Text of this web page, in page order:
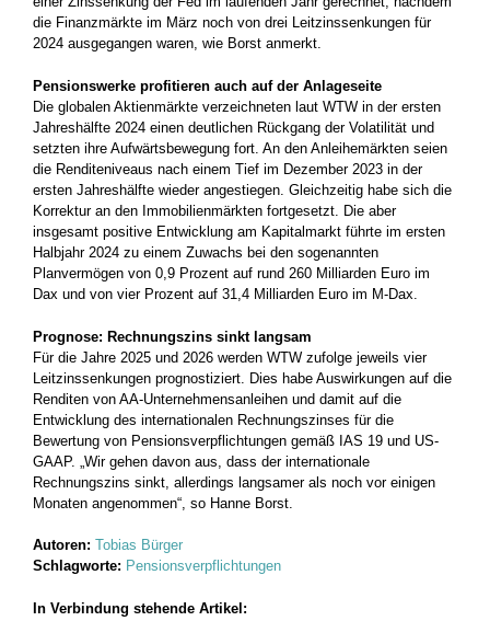
die Finanzmärkte im März noch von drei Leitzinssenkungen für
2024 ausgegangen waren, wie Borst anmerkt.
Pensionswerke profitieren auch auf der Anlageseite
Die globalen Aktienmärkte verzeichneten laut WTW in der ersten
Jahreshälfte 2024 einen deutlichen Rückgang der Volatilität und
setzten ihre Aufwärtsbewegung fort. An den Anleihemärkten seien
die Renditeniveaus nach einem Tief im Dezember 2023 in der
ersten Jahreshälfte wieder angestiegen. Gleichzeitig habe sich die
Korrektur an den Immobilienmärkten fortgesetzt. Die aber
insgesamt positive Entwicklung am Kapitalmarkt führte im ersten
Halbjahr 2024 zu einem Zuwachs bei den sogenannten
Planvermögen von 0,9 Prozent auf rund 260 Milliarden Euro im
Dax und von vier Prozent auf 31,4 Milliarden Euro im M-Dax.
Prognose: Rechnungszins sinkt langsam
Für die Jahre 2025 und 2026 werden WTW zufolge jeweils vier
Leitzinssenkungen prognostiziert. Dies habe Auswirkungen auf die
Renditen von AA-Unternehmensanleihen und damit auf die
Entwicklung des internationalen Rechnungszinses für die
Bewertung von Pensionsverpflichtungen gemäß IAS 19 und US-
GAAP. „Wir gehen davon aus, dass der internationale
Rechnungszins sinkt, allerdings langsamer als noch vor einigen
Monaten angenommen“, so Hanne Borst.
Autoren: Tobias Bürger
Schlagworte: Pensionsverpflichtungen
In Verbindung stehende Artikel: